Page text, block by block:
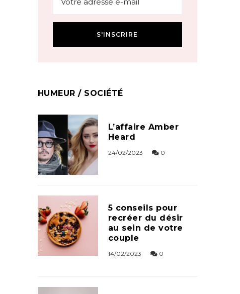
HUMEUR / SOCIÉTÉ
L’affaire Amber
Heard
24/02/2023 0
5 conseils pour
recréer du désir
au sein de votre
couple
14/02/2023 0